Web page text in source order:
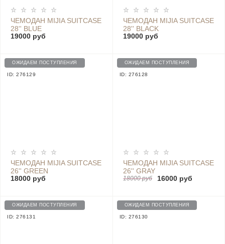
ЧЕМОДАН MIJIA SUITCASE
28'' BLUE
19000 руб
ЧЕМОДАН MIJIA SUITCASE
28'' BLACK
19000 руб
ОЖИДАЕМ ПОСТУПЛЕНИЯ
ID: 276129
ЧЕМОДАН MIJIA SUITCASE
26'' GREEN
18000 руб
ОЖИДАЕМ ПОСТУПЛЕНИЯ
ID: 276128
ЧЕМОДАН MIJIA SUITCASE
26'' GRAY
18000 руб 16000 руб
ОЖИДАЕМ ПОСТУПЛЕНИЯ
ID: 276131
ОЖИДАЕМ ПОСТУПЛЕНИЯ
ID: 276130